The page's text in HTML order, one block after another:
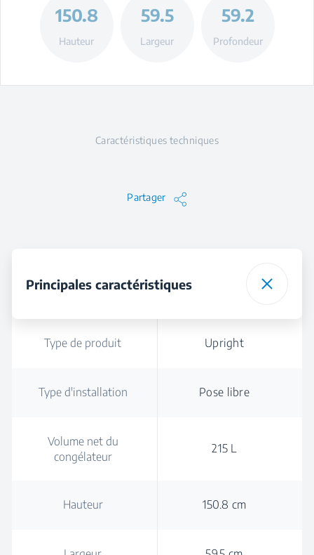
150.8
Hauteur
59.5
Largeur
59.2
Profondeur
Caractéristiques techniques
Partager
Principales caractéristiques
Type de produit Upright
Type d'installation Pose libre
Volume net du
congélateur
215 L
Hauteur 150.8 cm